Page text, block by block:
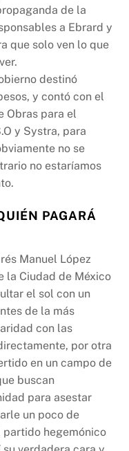
de la
a Ebrard y
que solo ven lo que
destinó
y contó con el
Obras para el
y Systra, para
no se
no estaríamos
PAGARÁ
Manuel López
la Ciudad de México
el sol con un
de la más
con las
por otra
en un campo de
buscan
para asestar
un poco de
hegemónico